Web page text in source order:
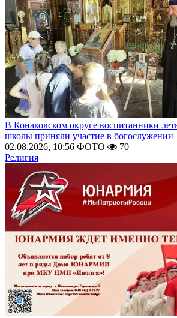
В Конаковском округе воспитанники
школы приняли участие в богослужении
02.08.2026, 10:56 ФОТО
70
Религия